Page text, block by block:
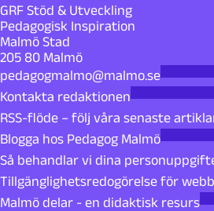
GRF Stöd & Utveckling
Pedagogisk Inspiration
Malmö Stad
205 80 Malmö
pedagogmalmo@malmo.se
Kontakta redaktionen
RSS-flöde – följ våra senaste
Blogga hos Pedagog Malmö
Så behandlar vi dina
Tillgänglighetsredogörelse för
Malmö delar - en didaktisk resurs